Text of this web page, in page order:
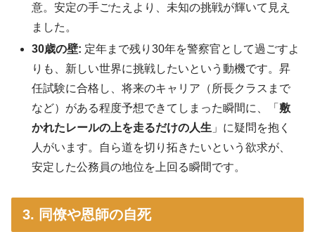
意。安定の手ごたえより、未知の挑戦が輝いて見え
ました。
30歳の壁: 定年まで残り30年を警察官として過ごすよ
りも、新しい世界に挑戦したいという動機です。昇
任試験に合格し、将来のキャリア（所長クラスまで
など）がある程度予想できてしまった瞬間に、「 敷
かれたレールの上を走るだけの人生 」に疑問を抱く
人がいます。自ら道を切り拓きたいという欲求が、
安定した公務員の地位を上回る瞬間です。
3. 同僚や恩師の自死